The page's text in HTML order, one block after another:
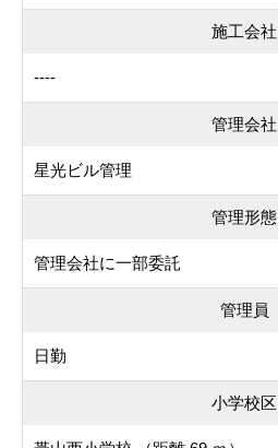
施工会社
----
管理会社
星光ビル管理
管理形態
管理会社に一部委託
管理員
日勤
小学校区